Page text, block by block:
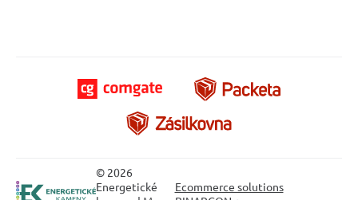
© 2026
Energetické
Ecommerce solutions